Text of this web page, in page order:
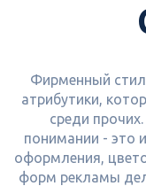
Фирменный
атрибутики,
среди
понимании - это
оформления,
форм рекламы